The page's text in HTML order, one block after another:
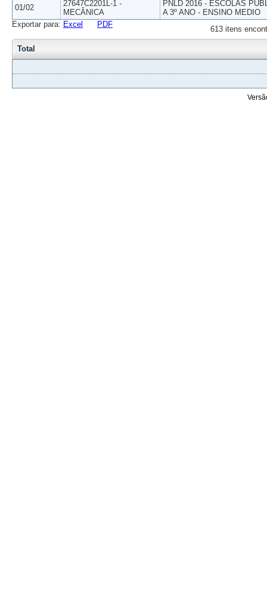
01/02
27647C2201L-1 -
MECÂNICA
PNLD 2016 - ESCOLAS
A 3º ANO - ENSINO MEDIO
613 itens
Exportar para: Excel PDF
Total